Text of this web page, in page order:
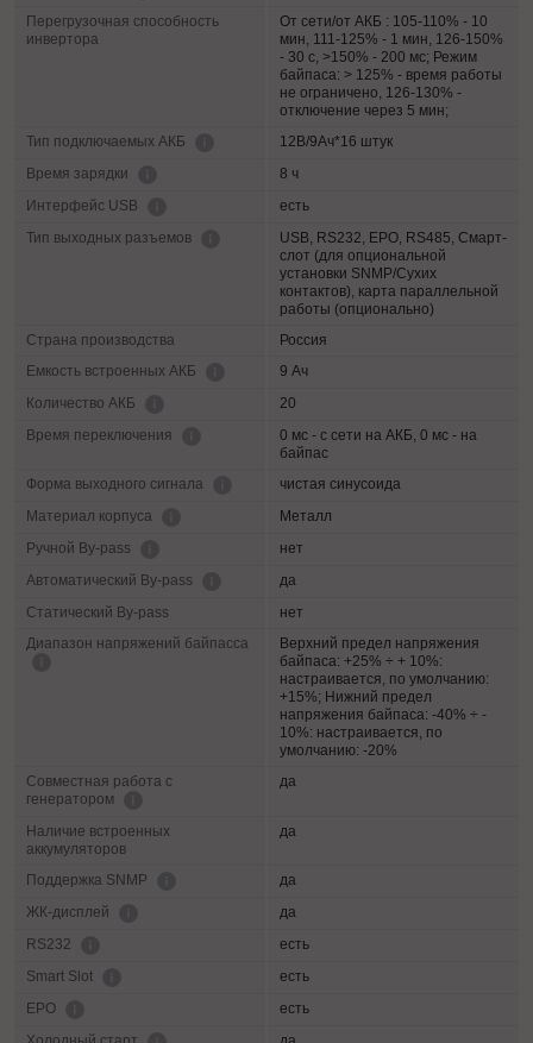
Перегрузочная способность
инвертора
От сети/от АКБ : 105-110% - 10
мин, 111-125% - 1 мин, 126-150%
- 30 с, >150% - 200 мс; Режим
байпаса: > 125% - время работы
не ограничено, 126-130% -
отключение через 5 мин;
Тип подключаемых АКБ
12В/9Ач*16 штук
Время зарядки
8 ч
Интерфейс USB
есть
Тип выходных разъемов
USB, RS232, EPO, RS485, Смарт-
слот (для опциональной
установки SNMP/Сухих
контактов), карта параллельной
работы (опционально)
Страна производства
Россия
Емкость встроенных АКБ
9 Ач
Количество АКБ
20
Время переключения
0 мс - с сети на АКБ, 0 мс - на
байпас
Форма выходного сигнала
чистая синусоида
Материал корпуса
Металл
Ручной By-pass
нет
Автоматический By-pass
да
Статический By-pass
нет
Диапазон напряжений байпасса
Верхний предел напряжения
байпаса: +25% ÷ + 10%:
настраивается, по умолчанию:
+15%; Нижний предел
напряжения байпаса: -40% ÷ -
10%: настраивается, по
умолчанию: -20%
Совместная работа с
генератором
да
Наличие встроенных
аккумуляторов
да
Поддержка SNMP
да
ЖК-дисплей
да
RS232
есть
Smart Slot
есть
EPO
есть